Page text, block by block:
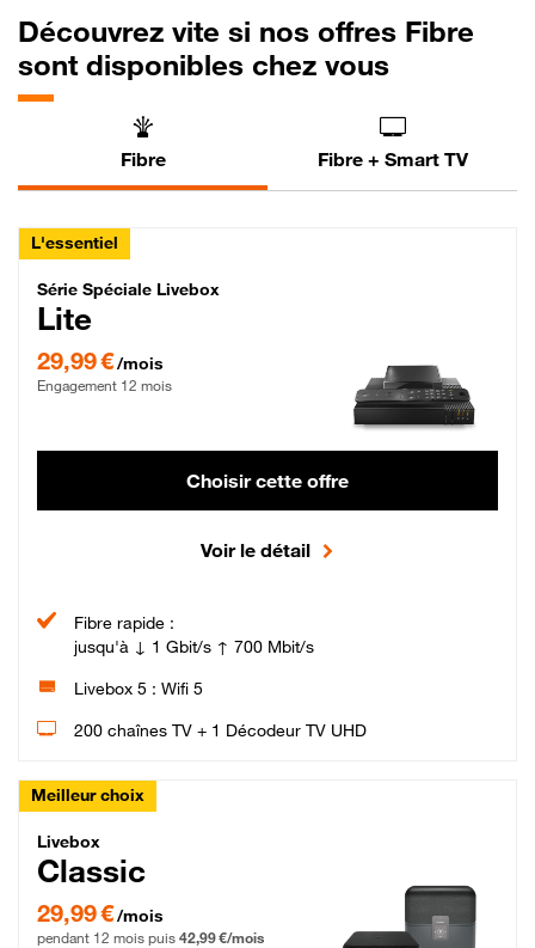
Découvrez vite si nos offres Fibre
sont disponibles chez vous
Fibre Fibre + Smart TV
L'essentiel
Série Spéciale Livebox Lite Fibre
Série Spéciale Livebox
Lite
29,99 €/mois
Engagement 12 mois
Choisir cette offre
Voir le détail
Fibre rapide :
jusqu'à ↓ 1 Gbit/s ↑ 700 Mbit/s
Livebox 5 : Wifi 5
200 chaînes TV + 1 Décodeur TV UHD
Meilleur choix
Livebox Classic Fibre
Livebox
Classic
29,99 € par mois pendant 12 mois puis 42,99 € par mois, Engagement 12 mois
29,99 €/mois
pendant 12 mois puis 42,99 €/mois